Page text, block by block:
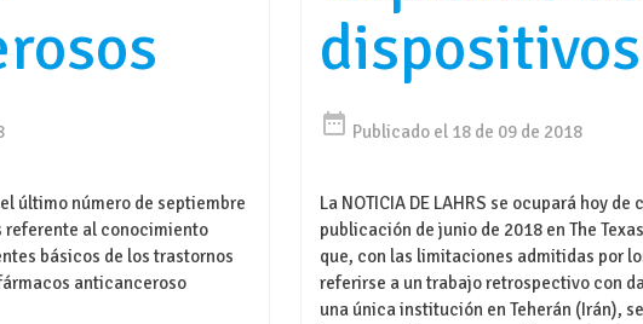
último número de septiembre
referente al conocimiento
básicos de los trastornos
anticanceroso
dispositivos
date_range Publicado el 18 de 09 de 2018
La NOTICIA DE LAHRS se ocupará hoy
publicación de junio de 2018 en The
que, con las limitaciones admitidas por
referirse a un trabajo retrospectivo con
una única institución en Teherán (Irán),